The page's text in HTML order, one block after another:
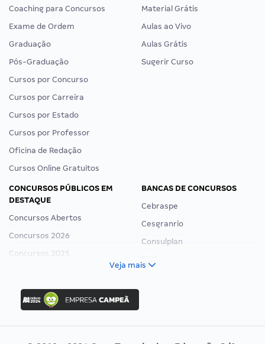
Coaching para Concursos
Exame de Ordem
Graduação
Pós-Graduação
Cursos por Concurso
Cursos por Carreira
Cursos por Estado
Cursos por Professor
Oficina de Redação
Cursos Online Gratuitos
Material Grátis
Aulas ao Vivo
Aulas Grátis
Sugerir Curso
CONCURSOS PÚBLICOS EM
DESTAQUE
Concursos Abertos
Concursos 2026
Concursos 2025
Concurso Ibama
Concurso MPU
Editais publicados
BANCAS DE CONCURSOS
Cebraspe
Cesgranrio
Consulplan
Veja mais